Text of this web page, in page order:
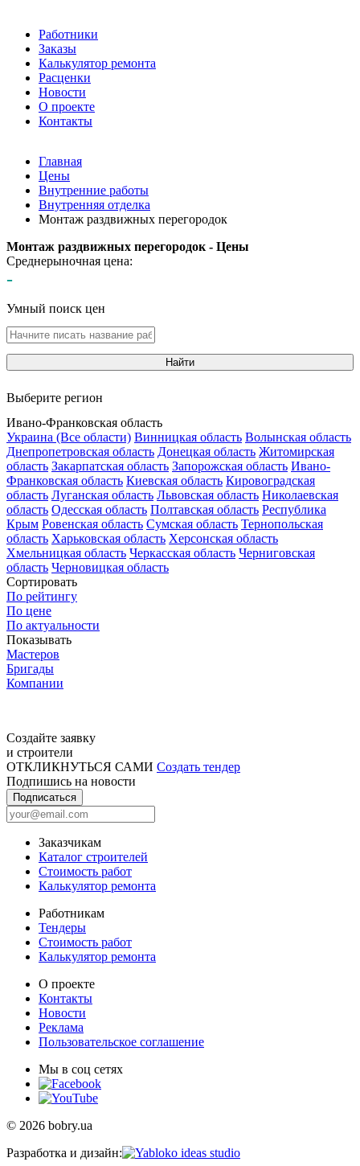
Работники
Заказы
Калькулятор ремонта
Расценки
Новости
О проекте
Контакты
Главная
Цены
Внутренние работы
Внутренняя отделка
Монтаж раздвижных перегородок
Монтаж раздвижных перегородок - Цены
Среднерыночная цена:
-
Умный поиск цен
Найти
Выберите регион
Ивано-Франковская область
Украина (Все области) Винницкая область Волынская область
Днепропетровская область Донецкая область Житомирская
область Закарпатская область Запорожская область Ивано-
Франковская область Киевская область Кировоградская
область Луганская область Львовская область Николаевская
область Одесская область Полтавская область Республика
Крым Ровенская область Сумская область Тернопольская
область Харьковская область Херсонская область
Хмельницкая область Черкасская область Черниговская
область Черновицкая область
Сортировать
По рейтингу
По цене
По актуальности
Показывать
Мастеров
Бригады
Компании
Создайте заявку
и строители
ОТКЛИКНУТЬСЯ САМИ Создать тендер
Подпишись на новости
Подписаться
Заказчикам
Каталог строителей
Стоимость работ
Калькулятор ремонта
Работникам
Тендеры
Стоимость работ
Калькулятор ремонта
О проекте
Контакты
Новости
Реклама
Пользовательское соглашение
Мы в соц сетях
© 2026 bobry.ua
Разработка и дизайн: